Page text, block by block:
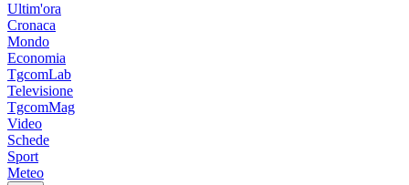
Ultim'ora
Cronaca
Mondo
Economia
TgcomLab
Televisione
TgcomMag
Video
Schede
Sport
Meteo